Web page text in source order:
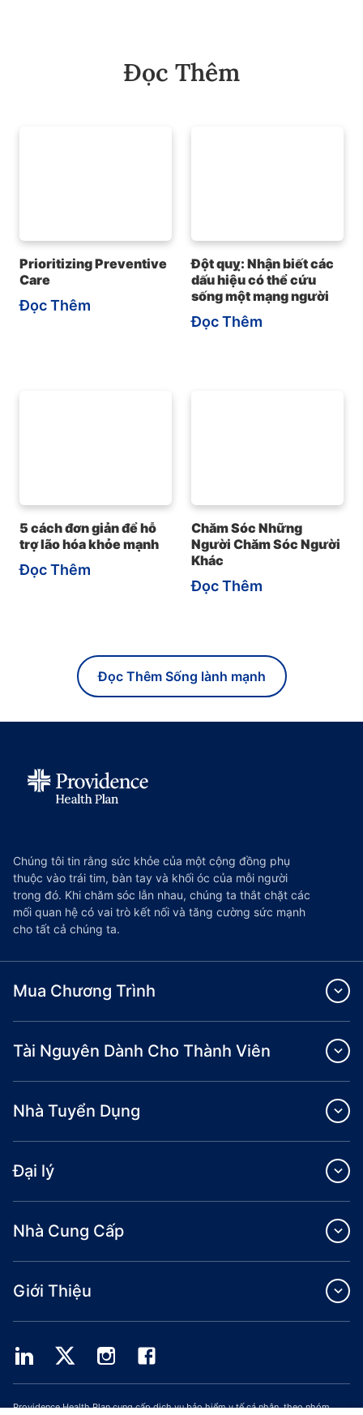
Đọc Thêm
Prioritizing Preventive
Care
Đọc Thêm
Đột quỵ: Nhận biết các
dấu hiệu có thể cứu
sống một mạng người
Đọc Thêm
5 cách đơn giản để hỗ
trợ lão hóa khỏe mạnh
Đọc Thêm
Chăm Sóc Những
Người Chăm Sóc Người
Khác
Đọc Thêm
Đọc Thêm Sống lành mạnh
Chúng tôi tin rằng sức khỏe của một cộng đồng phụ
thuộc vào trái tim, bàn tay và khối óc của mỗi người
trong đó. Khi chăm sóc lẫn nhau, chúng ta thắt chặt các
mối quan hệ có vai trò kết nối và tăng cường sức mạnh
cho tất cả chúng ta.
Mua Chương Trình
Tài Nguyên Dành Cho Thành Viên
Nhà Tuyển Dụng
Đại lý
Nhà Cung Cấp
Giới Thiệu
Providence Health Plan cung cấp dịch vụ bảo hiểm y tế cá nhân, theo nhóm